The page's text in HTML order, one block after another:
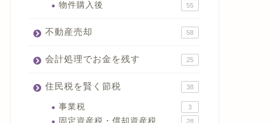
物件購入後 55
不動産売却 58
会計処理でお金を残す 25
住民税を賢く節税 38
事業税 3
固定資産税・償却資産税 28